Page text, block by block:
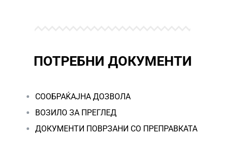
ПОТРЕБНИ ДОКУМЕНТИ
СООБРАЌАЈНА ДОЗВОЛА
ВОЗИЛО ЗА ПРЕГЛЕД
ДОКУМЕНТИ ПОВРЗАНИ СО ПРЕПРАВКАТА